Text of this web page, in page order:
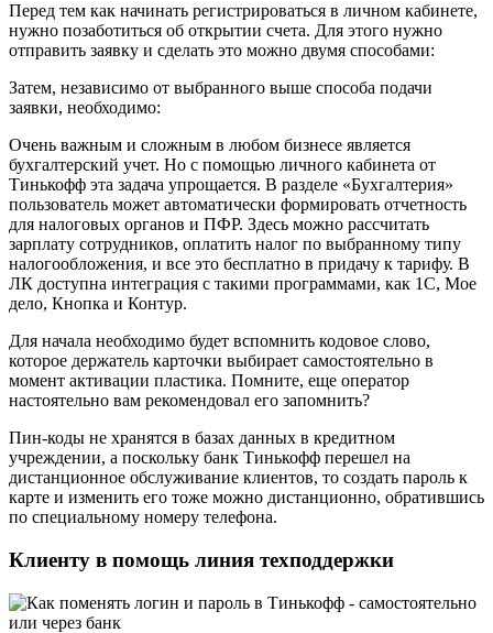
Перед тем как начинать регистрироваться в личном кабинете,
нужно позаботиться об открытии счета. Для этого нужно
отправить заявку и сделать это можно двумя способами:
Затем, независимо от выбранного выше способа подачи
заявки, необходимо:
Очень важным и сложным в любом бизнесе является
бухгалтерский учет. Но с помощью личного кабинета от
Тинькофф эта задача упрощается. В разделе «Бухгалтерия»
пользователь может автоматически формировать отчетность
для налоговых органов и ПФР. Здесь можно рассчитать
зарплату сотрудников, оплатить налог по выбранному типу
налогообложения, и все это бесплатно в придачу к тарифу. В
ЛК доступна интеграция с такими программами, как 1С, Мое
дело, Кнопка и Контур.
Для начала необходимо будет вспомнить кодовое слово,
которое держатель карточки выбирает самостоятельно в
момент активации пластика. Помните, еще оператор
настоятельно вам рекомендовал его запомнить?
Пин-коды не хранятся в базах данных в кредитном
учреждении, а поскольку банк Тинькофф перешел на
дистанционное обслуживание клиентов, то создать пароль к
карте и изменить его тоже можно дистанционно, обратившись
по специальному номеру телефона.
Клиенту в помощь линия техподдержки